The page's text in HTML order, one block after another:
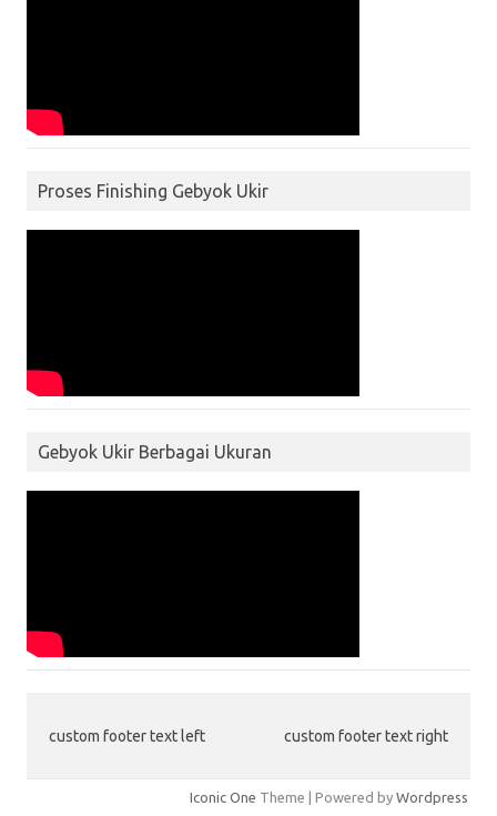
Proses Finishing Gebyok Ukir
Gebyok Ukir Berbagai Ukuran
custom footer text left custom footer text right
Iconic One Theme | Powered by Wordpress